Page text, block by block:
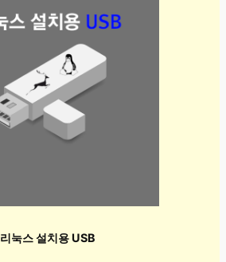
리눅스 설치용 USB